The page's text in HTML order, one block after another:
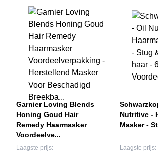
Garnier Loving Blends
Honing Goud Hair
Remedy Haarmasker
Voordeelve...
Laagste prijs:
Nutritive -
Masker -
Laagste prijs: